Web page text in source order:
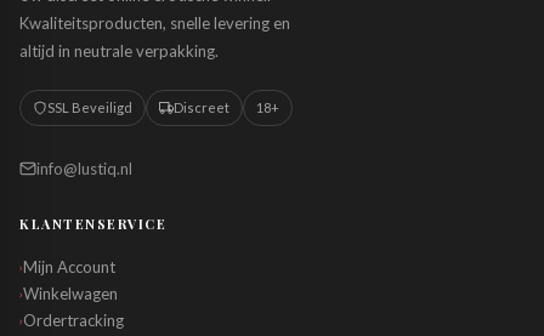
Kwaliteitsproducten, snelle levering en
altijd in neutrale verpakking.
SSL Beveiligd Discreet 18+
info@lustiq.nl
KLANTENSERVICE
›Mijn Account
›Winkelwagen
›Ordertracking